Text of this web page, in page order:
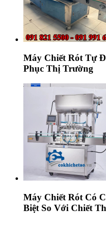
Máy Chiết Rót Tự
Phục Thị Trường
Máy Chiết Rót Có
Biệt So Với Chiết